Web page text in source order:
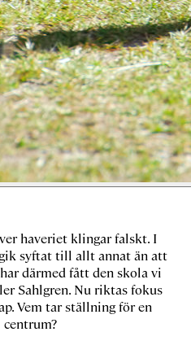
haveriet klingar falskt. I
syftat till allt annat än att
därmed fått den skola vi
Sahlgren. Nu riktas fokus
Vem tar ställning för en